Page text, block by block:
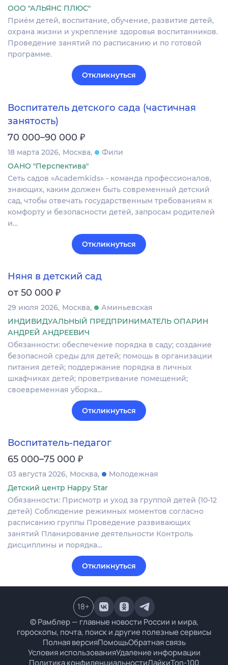
ООО "АЛЬЯНС ПЛЮС"
Приём детей, воспитание, обучение, развитие детей,
охрана жизни и укрепление здоровья воспитанников.
Проведение занятий по расписанию и по готовой
программе.
Откликнуться
Воспитатель детского сада (частичная
занятость)
70 000–90 000 ₽
18 марта 2026 Москва
Фили
ОАНО "Перспектива"
Сеть садов «Academkids» - команда профессионалов,
знающих, каким должен быть современный детский
сад, чтобы отвечать государственным требованиям к
комфорту и безопасности детей, запросам родителей
и…
Откликнуться
Няня в детский сад
от 50 000 ₽
29 июля 2026 Москва
Аминьевская
ИНДИВИДУАЛЬНЫЙ ПРЕДПРИНИМАТЕЛЬ ОПАРИН
АНДРЕЙ АНДРЕЕВИЧ
Обязанности: обеспечение порядка в саду; создание
безопасной среды для детей; помощь в организации
питания детей; поддержание порядка в личных
шкафчиках детей; проветривание помещений;
своевременная уборка…
Откликнуться
Воспитатель-педагог
65 000–75 000 ₽
03 августа 2026 Москва
Молодежная
Детский центр Happy Star
Обязанности: Присмотр и уход за группой детей (10-12
детей) Соблюдение режимных моментов согласно
расписанию группы Проведение развивающих
занятий Планирование деятельности Контроль
дисциплины и порядка…
Откликнуться
© Рамблер — главные новости России и мира,
гороскопы, почта, поиск и другие полезные сервисы
Полная версияПомощьОбратная связь
Условия использованияУдаление информации
18+